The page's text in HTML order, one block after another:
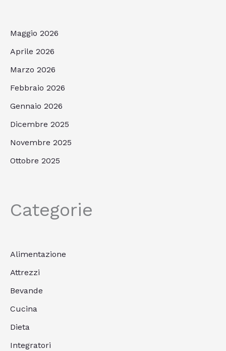
Maggio 2026
Aprile 2026
Marzo 2026
Febbraio 2026
Gennaio 2026
Dicembre 2025
Novembre 2025
Ottobre 2025
Categorie
Alimentazione
Attrezzi
Bevande
Cucina
Dieta
Integratori